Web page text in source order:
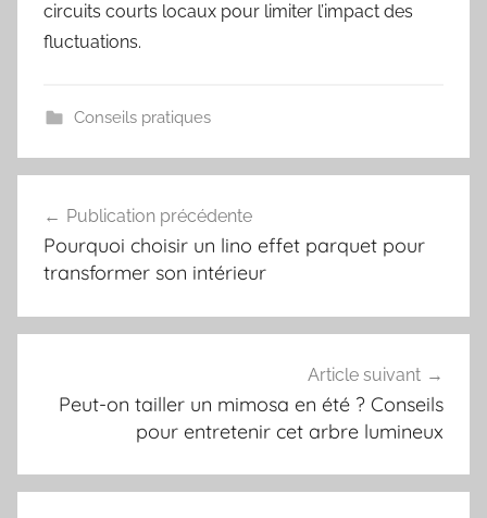
circuits courts locaux pour limiter l’impact des
fluctuations.
Conseils pratiques
de
l’article
Publication précédente
Pourquoi choisir un lino effet parquet pour
transformer son intérieur
Article suivant
Peut-on tailler un mimosa en été ? Conseils
pour entretenir cet arbre lumineux